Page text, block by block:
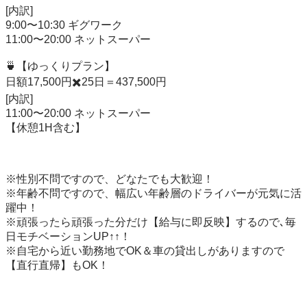
[内訳]
9:00〜10:30 ギグワーク
11:00〜20:00 ネットスーパー
🍵【ゆっくりプラン】
日額17,500円✖️25日＝437,500円
[内訳]
11:00〜20:00 ネットスーパー
【休憩1H含む】
※性別不問ですので、どなたでも大歓迎！
※年齢不問ですので、幅広い年齢層のドライバーが元気に活
躍中！
※頑張ったら頑張った分だけ【給与に即反映】するので､毎
日モチベーションUP↑↑！
※自宅から近い勤務地でOK＆車の貸出しがありますので
【直行直帰】もOK！